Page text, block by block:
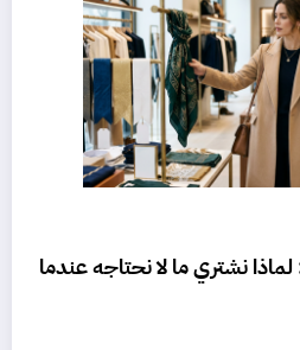
نشتري ما لا نحتاجه عندما